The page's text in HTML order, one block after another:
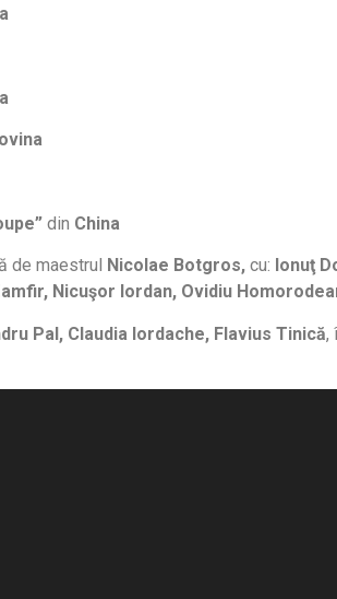
din China
de maestrul Nicolae Botgros, cu: Ionuţ
Nicuşor Iordan, Ovidiu
Pal, Claudia Iordache, Flavius Tinică,